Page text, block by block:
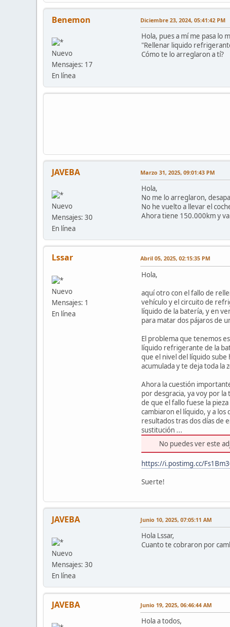
Benemon
Nuevo
Mensajes: 17
En línea
Diciembre 23, 2024, 05:41:42 PM
Hola, pues a mí me pasa lo
"Rellenar liquido
Cómo te lo arreglaron a tí?
JAVEBA
Nuevo
Mensajes: 30
En línea
Marzo 31, 2025, 09:01:43 PM
Hola,
No me lo arreglaron,
No he vuelto a llevar el
Ahora tiene 150.000km y
Lssar
Nuevo
Mensajes: 1
En línea
Abril 05, 2025, 02:15:35 PM
Hola,
aquí otro con el fallo de
vehículo y el circuito de
líquido de la batería, y en
para matar dos pájaros de
El problema que tenemos
líquido refrigerante de la
que el nivel del líquido sube
acumulada y te deja toda la
Ahora la cuestión
por desgracia, ya voy por la
de que el fallo fuese la
cambiaron el líquido, y a los
resultados tras dos días de
sustitución ...
No puedes ver este
https://i.postimg.cc/
Suerte!
JAVEBA
Nuevo
Mensajes: 30
En línea
Junio 10, 2025, 07:05:11 AM
Hola Lssar,
Cuanto te cobraron por
JAVEBA Junio 19, 2025, 06:46:44 AM
Hola a todos,